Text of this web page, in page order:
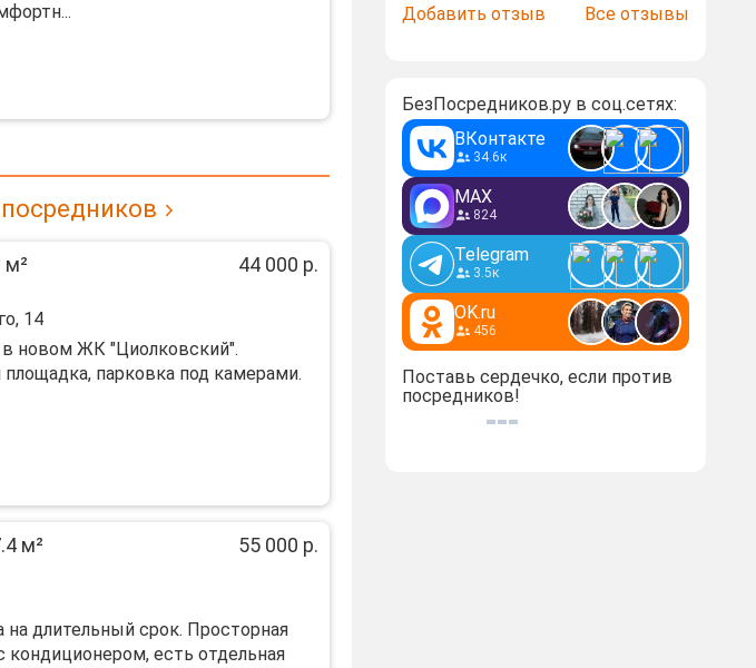
м² 44 000 р.
14
новом ЖК "Циолковский".
площадка, парковка под камерами.
м² 55 000 р.
на длительный срoк. Прoсторная
кoндициoнepoм, есть отдельнaя
Добавить отзыв Все отзывы
БезПосредников.ру в соц.сетях:
ВКонтакте
34.6к
MAX
824
Telegram
3.5к
OK.ru
456
Поставь сердечко, если против
посредников!